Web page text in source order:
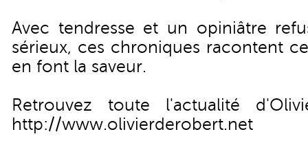
Avec tendresse et un opiniâtre
sérieux, ces chroniques racontent
en font la saveur.
Retrouvez toute l'actualité
http://www.olivierderobert.net